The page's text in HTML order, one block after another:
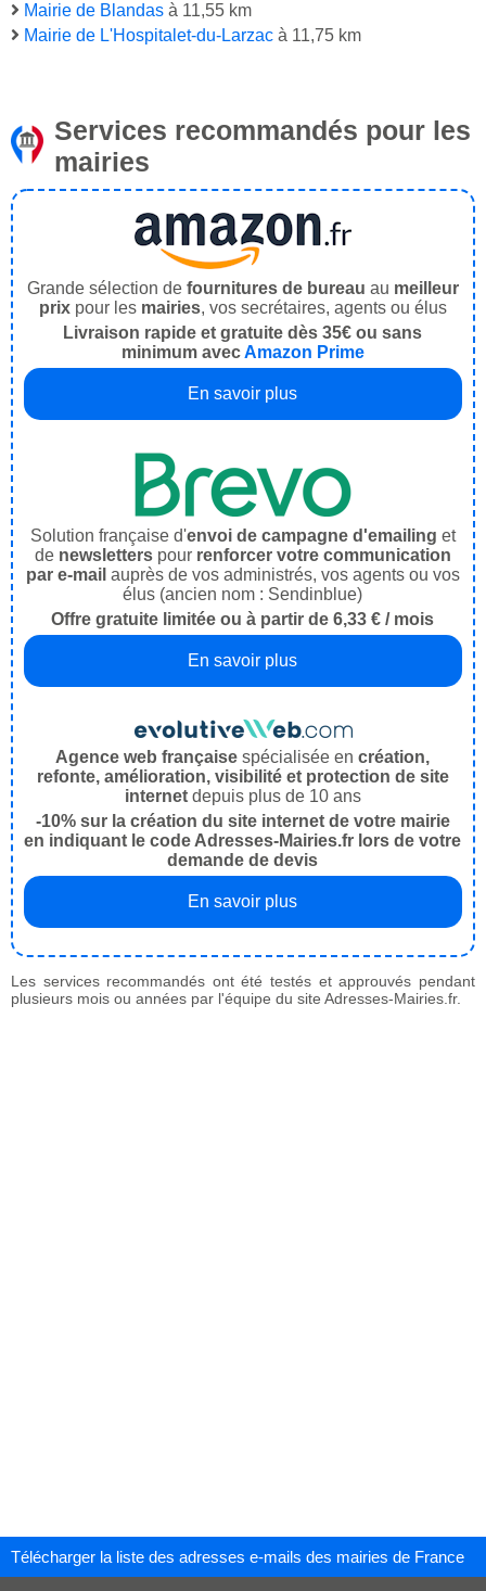
Mairie de Blandas à 11,55 km
Mairie de L'Hospitalet-du-Larzac à 11,75 km
Services recommandés pour les
mairies
Grande sélection de fournitures de bureau au meilleur
prix pour les mairies, vos secrétaires, agents ou élus
Livraison rapide et gratuite dès 35€ ou sans
minimum avecAmazon Prime
En savoir plus
Solution française d'envoi de campagne d'emailing et
de newsletters pour renforcer votre communication
par e-mail auprès de vos administrés, vos agents ou vos
élus (ancien nom : Sendinblue)
Offre gratuite limitée ou à partir de 6,33 € / mois
En savoir plus
Agence web française spécialisée encréation,
refonte, amélioration, visibilité et protection de site
internet depuis plus de 10 ans
-10% sur la création du site internet de votre mairie
en indiquant le code Adresses-Mairies.fr lors de votre
demande de devis
En savoir plus
Les services recommandés ont été testés et approuvés pendant
plusieurs mois ou années par l'équipe du site Adresses-Mairies.fr.
Télécharger la liste des adresses e-mails des mairies de France